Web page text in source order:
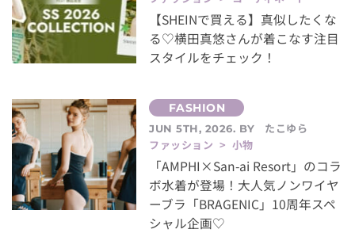
【SHEINで買える】真似したくな
る♡横田真悠さんが着こなす注目
スタイルをチェック！
JUN 5TH, 2026. BY
たこゆら
ファッション > 小物
「AMPHI×San-ai Resort」のコラ
ボ水着が登場！大人気ノンワイヤ
ーブラ「BRAGENIC」10周年スペ
シャル企画♡